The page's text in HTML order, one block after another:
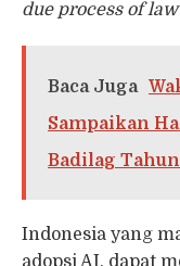
due process of law
Baca Juga
Sampaikan
Badilag
Indonesia yang